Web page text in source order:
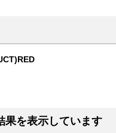
果を表示しています